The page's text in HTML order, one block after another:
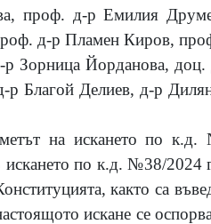
проф. д-р Емилия
д-р Пламен Киров,
Зорница Йорданова,
Благой Делиев, д-р
на искането по
по к.д. №38/2024
както са
искане се